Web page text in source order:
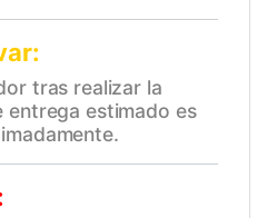
tras realizar la
estimado es